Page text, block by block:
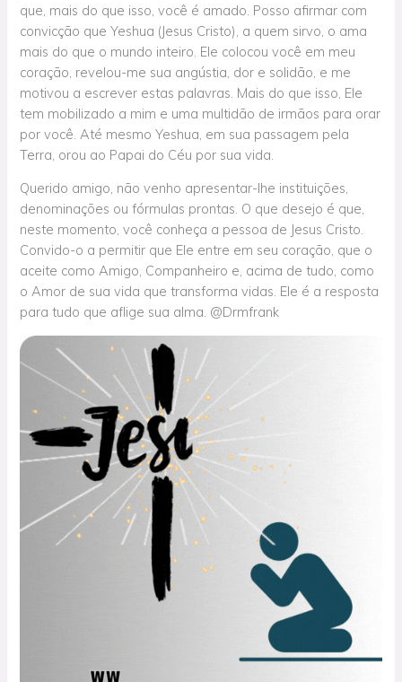
que, mais do que isso, você é amado. Posso afirmar com
convicção que Yeshua (Jesus Cristo), a quem sirvo, o ama
mais do que o mundo inteiro. Ele colocou você em meu
coração, revelou-me sua angústia, dor e solidão, e me
motivou a escrever estas palavras. Mais do que isso, Ele
tem mobilizado a mim e uma multidão de irmãos para orar
por você. Até mesmo Yeshua, em sua passagem pela
Terra, orou ao Papai do Céu por sua vida.
Querido amigo, não venho apresentar-lhe instituições,
denominações ou fórmulas prontas. O que desejo é que,
neste momento, você conheça a pessoa de Jesus Cristo.
Convido-o a permitir que Ele entre em seu coração, que o
aceite como Amigo, Companheiro e, acima de tudo, como
o Amor de sua vida que transforma vidas. Ele é a resposta
para tudo que aflige sua alma. @Drmfrank